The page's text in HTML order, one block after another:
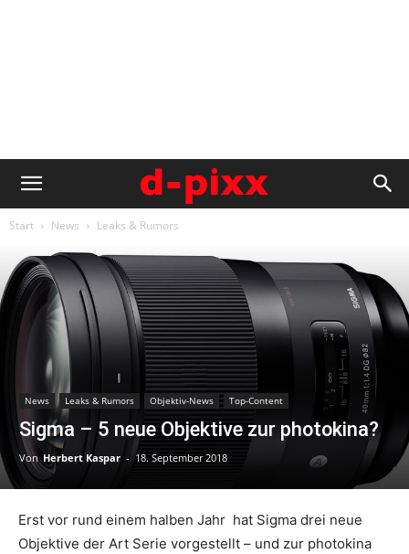
Start News Leaks & Rumors
News Leaks & Rumors Objektiv-News Top-Content
Sigma – 5 neue Objektive zur photokina?
Von Herbert Kaspar - 18. September 2018
Erst vor rund einem halben Jahr hat Sigma drei neue
Objektive der Art Serie vorgestellt – und zur photokina